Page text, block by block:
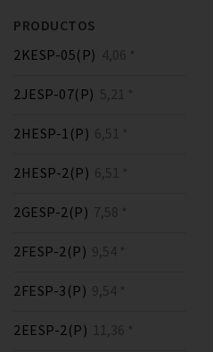
PRODUCTOS
2KESP-05(P) 4,06 *
2JESP-07(P) 5,21 *
2HESP-1(P) 6,51 *
2HESP-2(P) 6,51 *
2GESP-2(P) 7,58 *
2FESP-2(P) 9,54 *
2FESP-3(P) 9,54 *
2EESP-2(P) 11,36 *